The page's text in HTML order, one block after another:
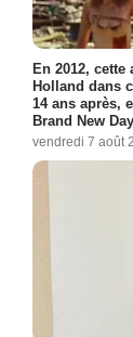
En 2012,
Holland dans
14 ans après,
Brand New Day
vendredi 7 août